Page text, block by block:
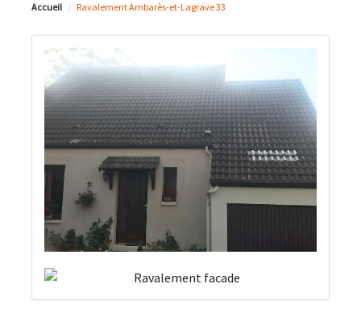
Accueil Ravalement Ambarès-et-Lagrave 33